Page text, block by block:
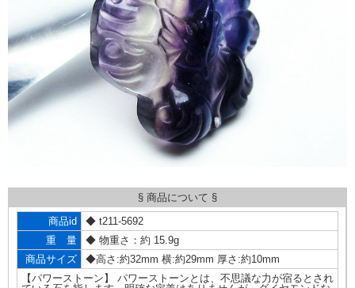
§ 商品について §
商品id
◆ t211-5692
重 量
◆ 物重さ：約 15.9g
商品サイズ
◆高さ:約32mm 横:約29mm 厚さ:約10mm
【パワーストーン】 パワーストーンとは、不思議な力が宿るとされ